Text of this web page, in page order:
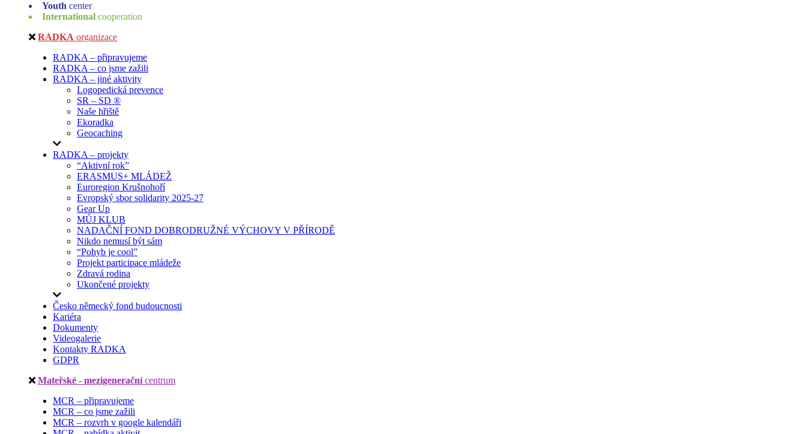
Youth center
International cooperation
RADKA organizace
RADKA – připravujeme
RADKA – co jsme zažili
RADKA – jiné aktivity
Logopedická prevence
SR – SD ®
Naše hřiště
Ekoradka
Geocaching
RADKA – projekty
“Aktivní rok”
ERASMUS+ MLÁDEŽ
Euroregion Krušnohoří
Evropský sbor solidarity 2025-27
Gear Up
MŮJ KLUB
NADAČNÍ FOND DOBRODRUŽNÉ VÝCHOVY V PŘÍRODĚ
Nikdo nemusí být sám
“Pohyb je cool”
Projekt participace mládeže
Zdravá rodina
Ukončené projekty
Česko německý fond budoucnosti
Kariéra
Dokumenty
Videogalerie
Kontakty RADKA
GDPR
Mateřské - mezigenerační centrum
MCR – připravujeme
MCR – co jsme zažili
MCR – rozvrh v google kalendáři